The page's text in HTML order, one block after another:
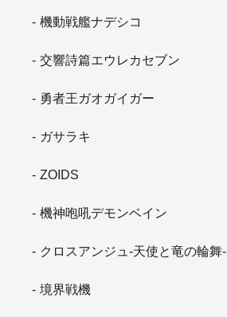
機動戦艦ナデシコ
交響詩篇エウレカセブン
勇者王ガオガイガー
ガサラキ
ZOIDS
機神咆吼デモンベイン
クロスアンジュ-天使と竜の輪舞-
境界戦機